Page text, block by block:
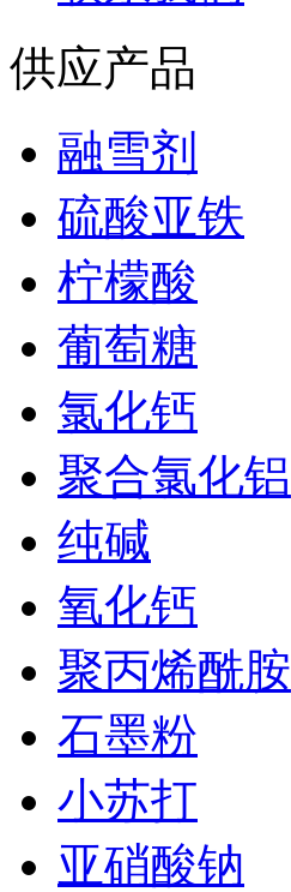
供应产品
融雪剂
硫酸亚铁
柠檬酸
葡萄糖
氯化钙
聚合氯化铝
纯碱
氧化钙
聚丙烯酰胺
石墨粉
小苏打
亚硝酸钠